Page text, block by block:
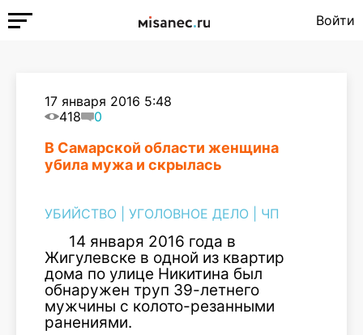
Войти
17 января 2016 5:48
418
0
В Самарской области женщина
убила мужа и скрылась
УБИЙСТВО УГОЛОВНОЕ ДЕЛО ЧП
14 января 2016 года в
Жигулевске в одной из квартир
дома по улице Никитина был
обнаружен труп 39-летнего
мужчины с колото-резанными
ранениями.